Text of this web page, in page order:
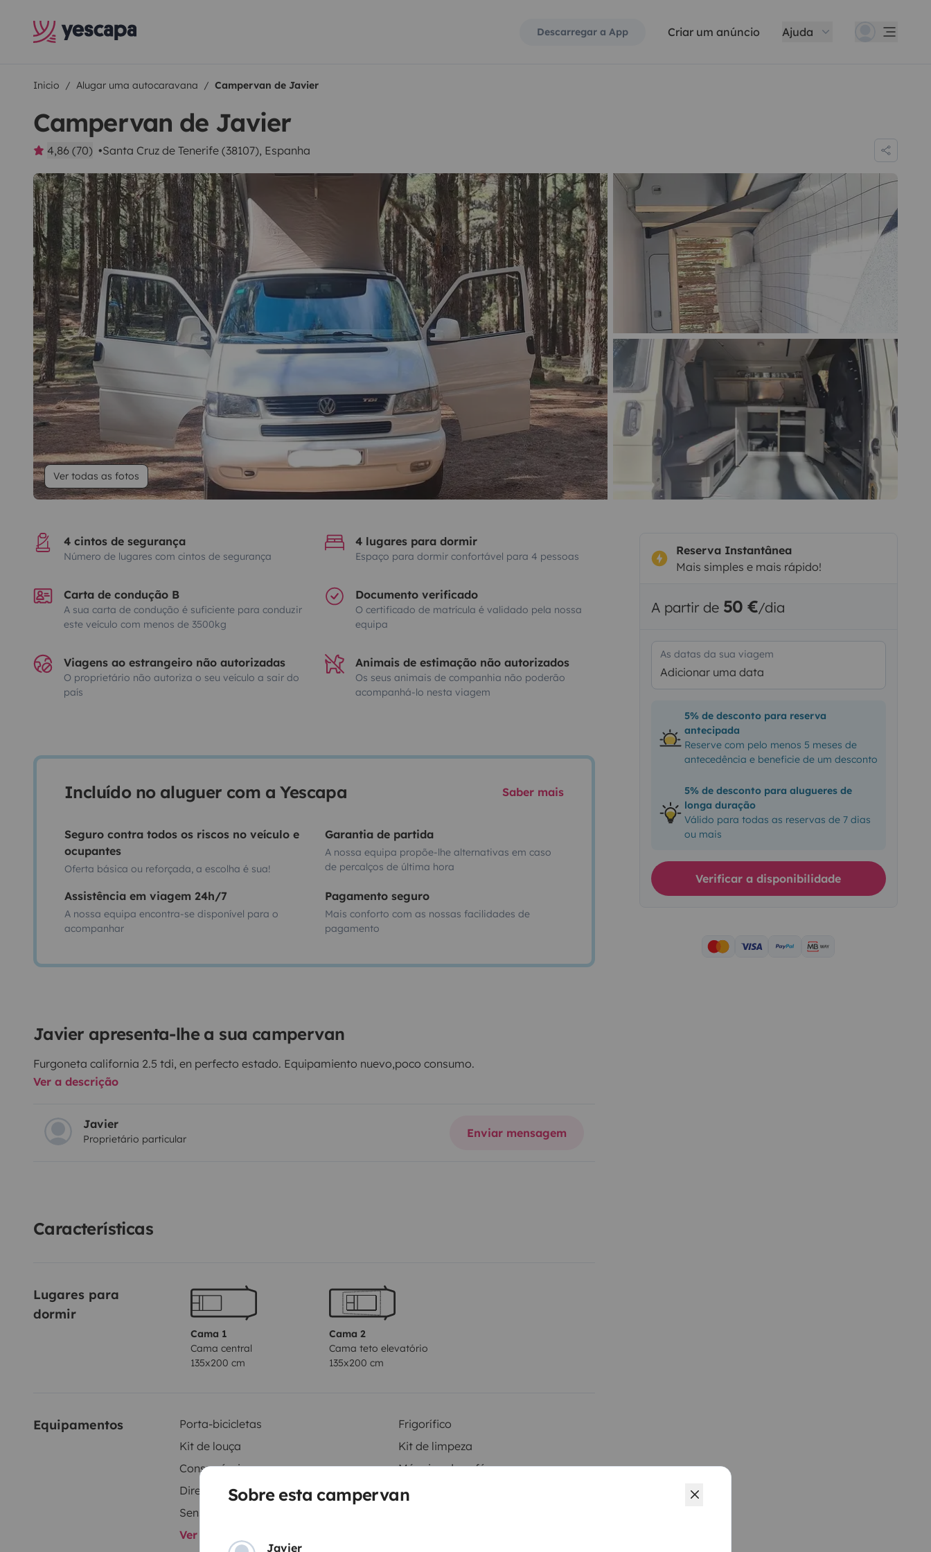
Sobre esta campervan
Javier
Descarregar a App Criar um anúncio Ajuda
Inicio Alugar uma autocaravana Campervan de Javier
Campervan de Javier
4,86 (70) Santa Cruz de Tenerife (38107), Espanha
Ver todas as fotos
4 cintos de segurança
Número de lugares com cintos de segurança
4 lugares para dormir
Espaço para dormir confortável para 4 pessoas
Carta de condução B
A sua carta de condução é suficiente para conduzir
este veículo com menos de 3500kg
Documento verificado
O certificado de matrícula é validado pela nossa
equipa
Viagens ao estrangeiro não autorizadas
O proprietário não autoriza o seu veículo a sair do
país
Animais de estimação não autorizados
Os seus animais de companhia não poderão
acompanhá-lo nesta viagem
Incluído no aluguer com a Yescapa Saber mais
Seguro contra todos os riscos no veículo e
ocupantes
Oferta básica ou reforçada, a escolha é sua!
Garantia de partida
A nossa equipa propõe-lhe alternativas em caso
de percalços de última hora
Assistência em viagem 24h/7
A nossa equipa encontra-se disponível para o
acompanhar
Pagamento seguro
Mais conforto com as nossas facilidades de
pagamento
Javier apresenta-lhe a sua campervan
Furgoneta california 2.5 tdi, en perfecto estado. Equipamiento nuevo,poco consumo.
Ver a descrição
Javier
Proprietário particular Enviar mensagem
Características
Lugares para
dormir
Cama 1
Cama central
135x200 cm
Cama 2
Cama teto elevatório
135x200 cm
Equipamentos Porta-bicicletas
Frigorífico
Kit de louça
Kit de limpeza
Consumíveis
Máquina de café
Direcção assistida
Fecho central
Sensores de estacionamento
Ver todos os equipamentos
Reserva Instantânea
Mais simples e mais rápido!
A partir de 50 €/dia
As datas da sua viagem
Adicionar uma data
5% de desconto para reserva
antecipada
Reserve com pelo menos 5 meses de
antecedência e beneficie de um desconto
5% de desconto para alugueres de
longa duração
Válido para todas as reservas de 7 dias
ou mais
Verificar a disponibilidade